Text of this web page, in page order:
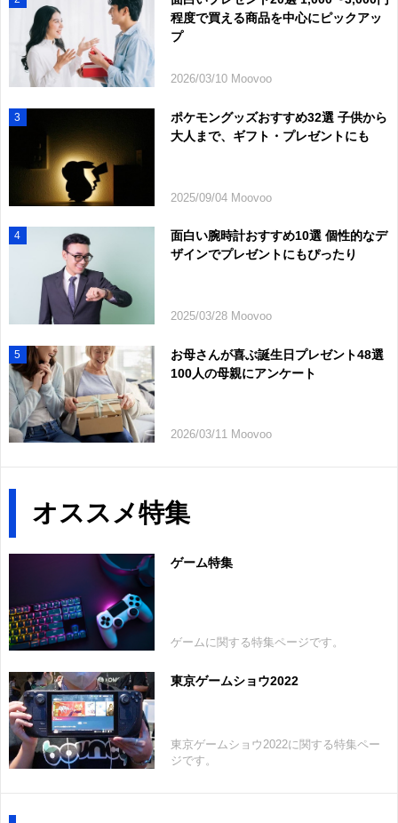
程度で買える商品を中心にピックアッ
プ
2026/03/10 Moovoo
3
ポケモングッズおすすめ32選 子供から
大人まで、ギフト・プレゼントにも
2025/09/04 Moovoo
4
面白い腕時計おすすめ10選 個性的なデ
ザインでプレゼントにもぴったり
2025/03/28 Moovoo
5
お母さんが喜ぶ誕生日プレゼント48選
100人の母親にアンケート
2026/03/11 Moovoo
オススメ特集
ゲーム特集
ゲームに関する特集ページです。
東京ゲームショウ2022
東京ゲームショウ2022に関する特集ペー
ジです。